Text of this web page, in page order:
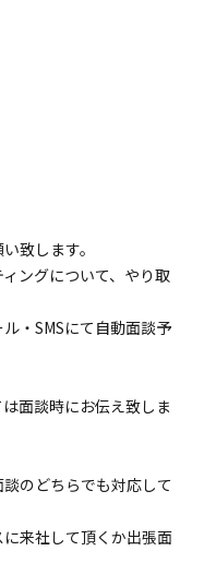
致します。
ングについて、やり取
・SMSにて自動面談予
面談時にお伝え致しま
のどちらでも対応して
来社して頂くか出張面